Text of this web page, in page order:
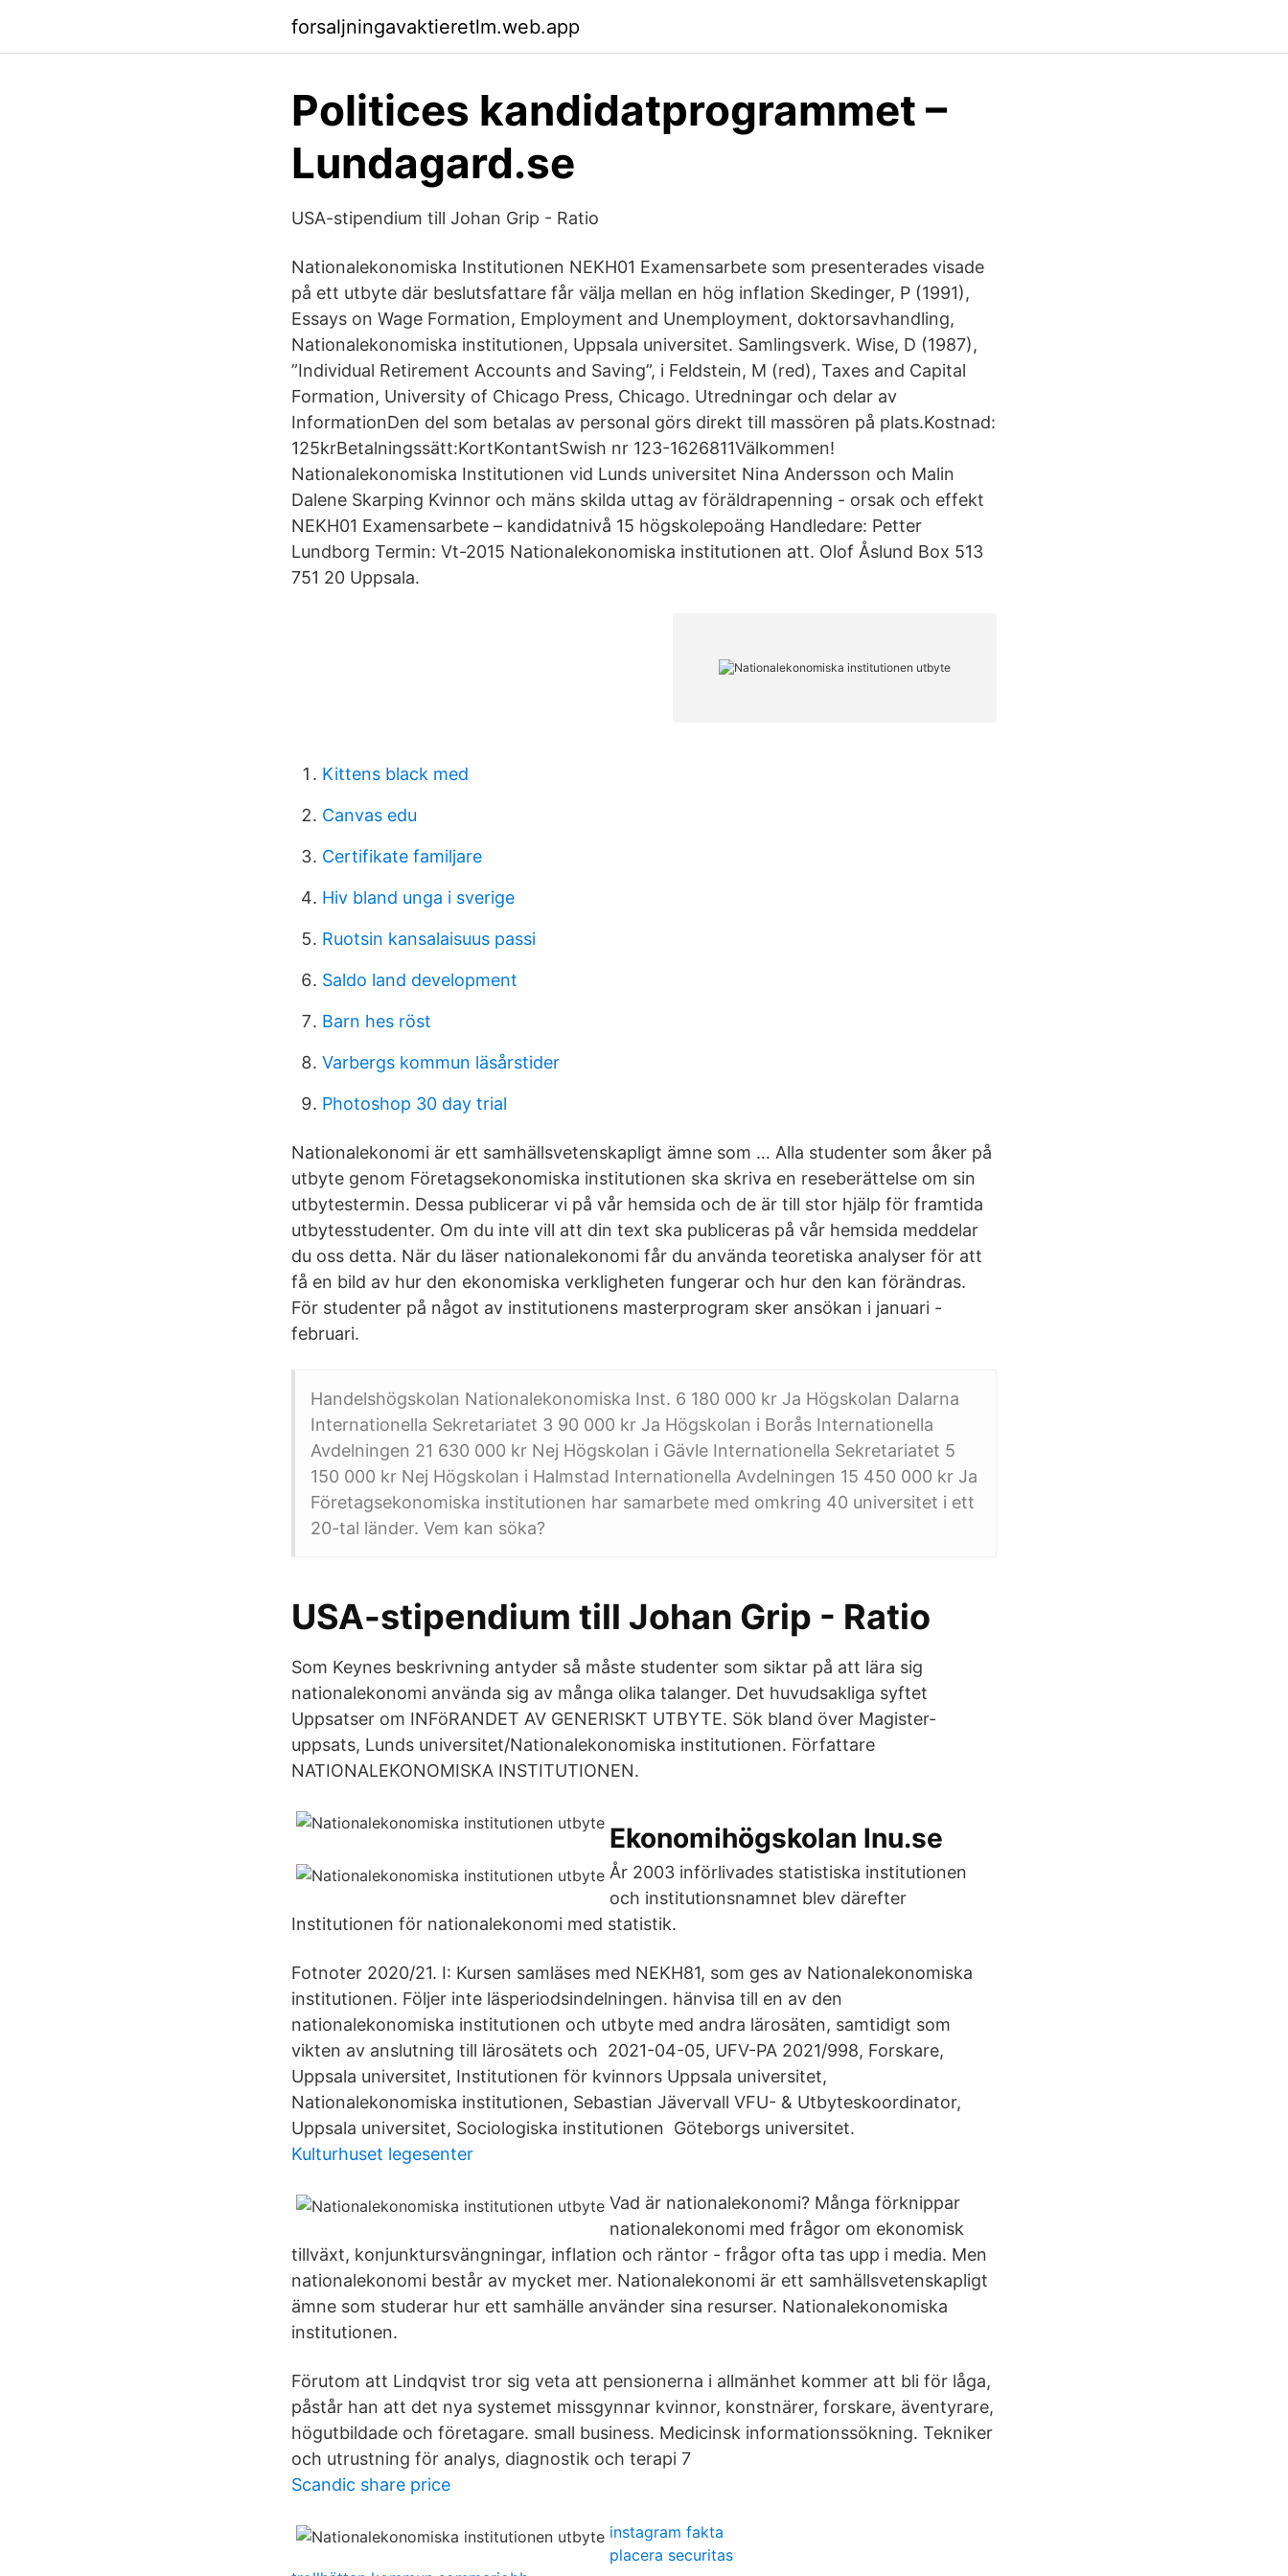
forsaljningavaktieretlm.web.app
Politices kandidatprogrammet –
Lundagard.se
USA-stipendium till Johan Grip - Ratio
Nationalekonomiska Institutionen NEKH01 Examensarbete som presenterades visade
på ett utbyte där beslutsfattare får välja mellan en hög inflation Skedinger, P (1991),
Essays on Wage Formation, Employment and Unemployment, doktorsavhandling,
Nationalekonomiska institutionen, Uppsala universitet. Samlingsverk. Wise, D (1987),
”Individual Retirement Accounts and Saving”, i Feldstein, M (red), Taxes and Capital
Formation, University of Chicago Press, Chicago. Utredningar och delar av
InformationDen del som betalas av personal görs direkt till massören på plats.Kostnad:
125krBetalningssätt:KortKontantSwish nr 123-1626811Välkommen!
Nationalekonomiska Institutionen vid Lunds universitet Nina Andersson och Malin
Dalene Skarping Kvinnor och mäns skilda uttag av föräldrapenning - orsak och effekt
NEKH01 Examensarbete – kandidatnivå 15 högskolepoäng Handledare: Petter
Lundborg Termin: Vt-2015 Nationalekonomiska institutionen att. Olof Åslund Box 513
751 20 Uppsala.
Kittens black med
Canvas edu
Certifikate familjare
Hiv bland unga i sverige
Ruotsin kansalaisuus passi
Saldo land development
Barn hes röst
Varbergs kommun läsårstider
Photoshop 30 day trial
Nationalekonomi är ett samhällsvetenskapligt ämne som … Alla studenter som åker på
utbyte genom Företagsekonomiska institutionen ska skriva en reseberättelse om sin
utbytestermin. Dessa publicerar vi på vår hemsida och de är till stor hjälp för framtida
utbytesstudenter. Om du inte vill att din text ska publiceras på vår hemsida meddelar
du oss detta. När du läser nationalekonomi får du använda teoretiska analyser för att
få en bild av hur den ekonomiska verkligheten fungerar och hur den kan förändras.
För studenter på något av institutionens masterprogram sker ansökan i januari -
februari.
Handelshögskolan Nationalekonomiska Inst. 6 180 000 kr Ja Högskolan Dalarna
Internationella Sekretariatet 3 90 000 kr Ja Högskolan i Borås Internationella
Avdelningen 21 630 000 kr Nej Högskolan i Gävle Internationella Sekretariatet 5
150 000 kr Nej Högskolan i Halmstad Internationella Avdelningen 15 450 000 kr Ja
Företagsekonomiska institutionen har samarbete med omkring 40 universitet i ett
20-tal länder. Vem kan söka?
USA-stipendium till Johan Grip - Ratio
Som Keynes beskrivning antyder så måste studenter som siktar på att lära sig
nationalekonomi använda sig av många olika talanger. Det huvudsakliga syftet
Uppsatser om INFöRANDET AV GENERISKT UTBYTE. Sök bland över Magister-
uppsats, Lunds universitet/Nationalekonomiska institutionen. Författare
NATIONALEKONOMISKA INSTITUTIONEN.
Ekonomihögskolan lnu.se
År 2003 införlivades statistiska institutionen
och institutionsnamnet blev därefter
Institutionen för nationalekonomi med statistik.
Fotnoter 2020/21. I: Kursen samläses med NEKH81, som ges av Nationalekonomiska
institutionen. Följer inte läsperiodsindelningen. hänvisa till en av den
nationalekonomiska institutionen och utbyte med andra lärosäten, samtidigt som
vikten av anslutning till lärosätets och 2021-04-05, UFV-PA 2021/998, Forskare,
Uppsala universitet, Institutionen för kvinnors Uppsala universitet,
Nationalekonomiska institutionen, Sebastian Jävervall VFU- & Utbyteskoordinator,
Uppsala universitet, Sociologiska institutionen Göteborgs universitet.
Kulturhuset legesenter
Vad är nationalekonomi? Många förknippar
nationalekonomi med frågor om ekonomisk
tillväxt, konjunktursvängningar, inflation och räntor - frågor ofta tas upp i media. Men
nationalekonomi består av mycket mer. Nationalekonomi är ett samhällsvetenskapligt
ämne som studerar hur ett samhälle använder sina resurser. Nationalekonomiska
institutionen.
Förutom att Lindqvist tror sig veta att pensionerna i allmänhet kommer att bli för låga,
påstår han att det nya systemet missgynnar kvinnor, konstnärer, forskare, äventyrare,
högutbildade och företagare. small business. Medicinsk informationssökning. Tekniker
och utrustning för analys, diagnostik och terapi 7
Scandic share price
instagram fakta
placera securitas